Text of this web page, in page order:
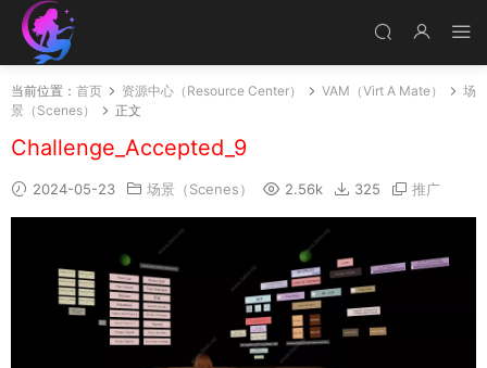
当前位置： 首页 资源中心（Resource Center） VAM（Virt A Mate）
场
景（Scenes）
正文
Challenge_Accepted_9
2024-05-23 场景（Scenes） 2.56k 325 推广